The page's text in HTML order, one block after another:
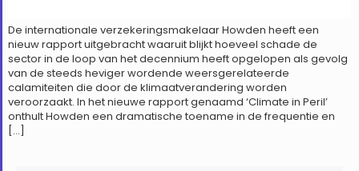
De internationale verzekeringsmakelaar Howden heeft een
nieuw rapport uitgebracht waaruit blijkt hoeveel schade de
sector in de loop van het decennium heeft opgelopen als gevolg
van de steeds heviger wordende weersgerelateerde
calamiteiten die door de klimaatverandering worden
veroorzaakt. In het nieuwe rapport genaamd ‘Climate in Peril’
onthult Howden een dramatische toename in de frequentie en
[…]